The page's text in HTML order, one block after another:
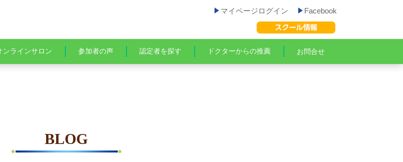
マイページログイン Facebook
ンラインサロン 参加者の声 認定者を探す ドクターからの推薦 お問合せ
BLOG